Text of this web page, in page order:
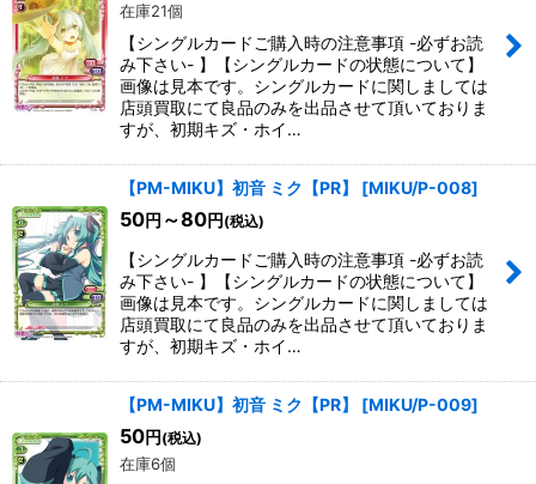
在庫21個
【シングルカードご購入時の注意事項 -必ずお読
み下さい- 】【シングルカードの状態について】
画像は見本です。シングルカードに関しましては
店頭買取にて良品のみを出品させて頂いておりま
すが、初期キズ・ホイ…
【PM-MIKU】初音 ミク【PR】 [MIKU/P-008]
50円 ～80円 (税込)
【シングルカードご購入時の注意事項 -必ずお読
み下さい- 】【シングルカードの状態について】
画像は見本です。シングルカードに関しましては
店頭買取にて良品のみを出品させて頂いておりま
すが、初期キズ・ホイ…
【PM-MIKU】初音 ミク【PR】 [MIKU/P-009]
50円 (税込)
在庫6個